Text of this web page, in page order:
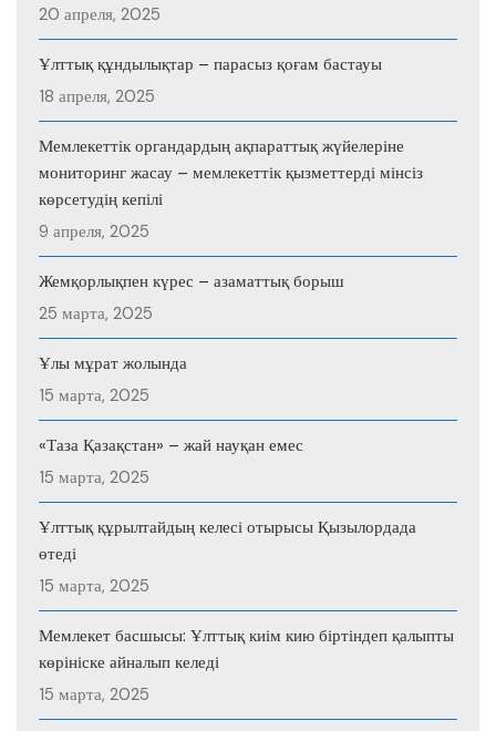
20 апреля, 2025
Ұлттық құндылықтар – парасыз қоғам бастауы
18 апреля, 2025
Мемлекеттік органдардың ақпараттық жүйелеріне
мониторинг жасау – мемлекеттік қызметтерді мінсіз
көрсетудің кепілі
9 апреля, 2025
Жемқорлықпен күрес – азаматтық борыш
25 марта, 2025
Ұлы мұрат жолында
15 марта, 2025
«Таза Қазақстан» – жай науқан емес
15 марта, 2025
Ұлттық құрылтайдың келесі отырысы Қызылордада
өтеді
15 марта, 2025
Мемлекет басшысы: Ұлттық киім кию біртіндеп қалыпты
көрініске айналып келеді
15 марта, 2025